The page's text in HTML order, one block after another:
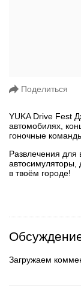
Поделиться
YUKA Drive Fest
автомобилях,
гоночные
Развлечения
автосимуляторы,
в твоём городе!
Загружаем